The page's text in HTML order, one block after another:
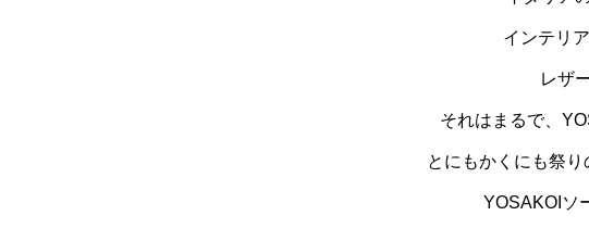
インテリ
レザ
それはまるで、
とにもかくにも祭
YOSAKOIソ